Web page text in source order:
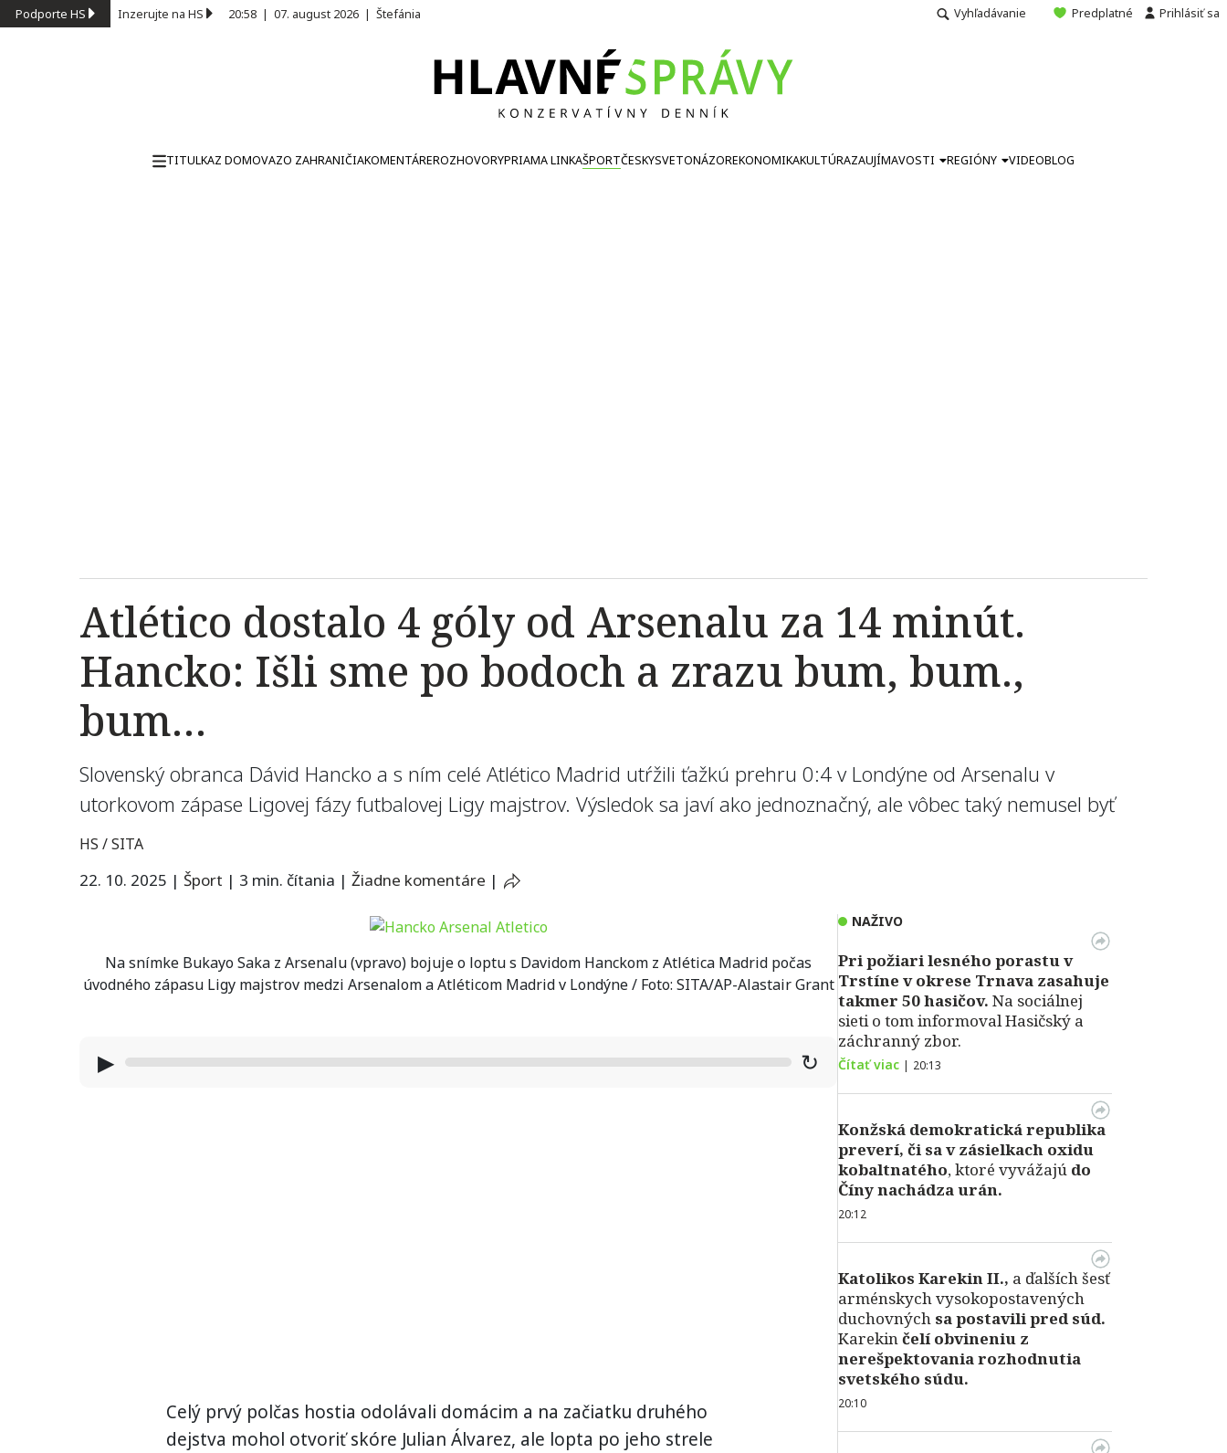
Podporte HS Inzerujte na HS 20:58 | 07. august 2026 | Štefánia Vyhľadávanie Predplatné Prihlásiť sa
TITULKAZ DOMOVAZO ZAHRANIČIAKOMENTÁREROZHOVORYPRIAMA LINKAŠPORTČESKYSVETONÁZOREKONOMIKAKULTÚRAZAUJÍMAVOSTI REGIÓNY VIDEOBLOG
Atlético dostalo 4 góly od Arsenalu za 14 minút.
Hancko: Išli sme po bodoch a zrazu bum, bum.,
bum…
Slovenský obranca Dávid Hancko a s ním celé Atlético Madrid utŕžili ťažkú prehru 0:4 v Londýne od Arsenalu v
utorkovom zápase Ligovej fázy futbalovej Ligy majstrov. Výsledok sa javí ako jednoznačný, ale vôbec taký nemusel byť
HS / SITA
22. 10. 2025 | Šport | 3 min. čítania | Žiadne komentáre |
Na snímke Bukayo Saka z Arsenalu (vpravo) bojuje o loptu s Davidom Hanckom z Atlética Madrid počas
úvodného zápasu Ligy majstrov medzi Arsenalom a Atléticom Madrid v Londýne / Foto: SITA/AP-Alastair Grant
▶ ↻
Celý prvý polčas hostia odolávali domácim a na začiatku druhého
dejstva mohol otvoriť skóre Julian Álvarez, ale lopta po jeho strele
NAŽIVO
Pri požiari lesného porastu v
Trstíne v okrese Trnava zasahuje
takmer 50 hasičov. Na sociálnej
sieti o tom informoval Hasičský a
záchranný zbor.
Čítať viac | 20:13
Konžská demokratická republika
preverí, či sa v zásielkach oxidu
kobaltnatého, ktoré vyvážajú do
Číny nachádza urán.
20:12
Katolikos Karekin II., a ďalších šesť
arménskych vysokopostavených
duchovných sa postavili pred súd.
Karekinčelí obvineniu z
nerešpektovania rozhodnutia
svetského súdu.
20:10